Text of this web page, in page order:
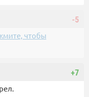
-5
чтобы
+7